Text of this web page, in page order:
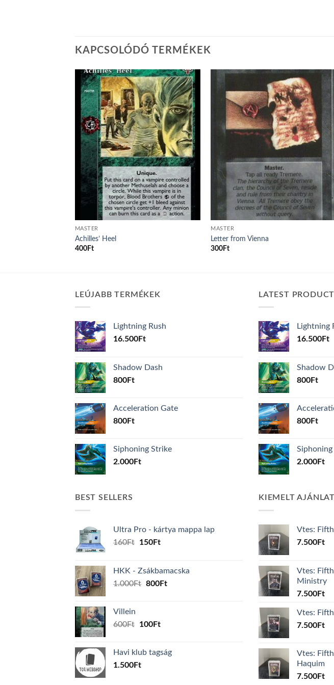
KAPCSOLÓDÓ TERMÉKEK
Add to
wishlist
MASTER
Achilles’ Heel
400Ft
Add to
wishlist
MASTER
Letter from Vienna
300 Ft
LEÚJABB TERMÉKEK
Lightning Rush
16.500Ft
Shadow Dash
800Ft
Acceleration Gate
800Ft
Siphoning Strike
2.000Ft
LATEST
Lightning
16.500Ft
Shadow
800Ft
800Ft
2.000Ft
BEST SELLERS
Ultra Pro - kártya mappa lap
160Ft
Original
160Ft.
150FtCurrent
150Ft.
HKK - Zsákbamacska
1.000Ft Original
800FtCurrent
Villein
600Ft
Original
600Ft.
100FtCurrent
100Ft.
Havi klub tagság
1.500Ft
KIEMELT
Vtes:
7.500Ft
Vtes:
Ministry
7.500Ft
Vtes:
7.500Ft
Vtes:
Haquim
7.500Ft